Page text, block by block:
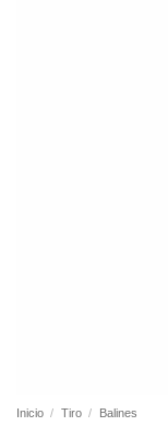
Inicio / Tiro / Balines